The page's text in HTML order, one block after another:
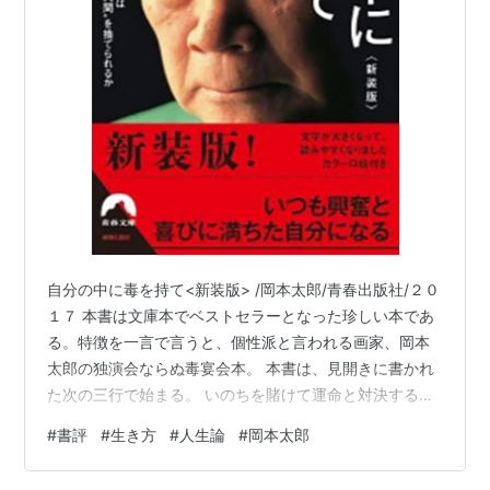
母の手紙 / 岡本太郎. -- チクマ秀版社, 1993.6
Taro万華鏡 / 岡本太郎[他]. -- 川崎市市民ミュージア
ム, 1993
一平かの子 / 岡本太郎. -- チクマ秀版社, 1995.12
「岡本太郎展」図録 / 広島市現代美術館. -- 第2版. --
広島市現代美術館, 1996.1
沖縄文化論 / 岡本太郎. -- 中央公論社, 1996.6. -- (中
公文庫)
岡本太郎歓喜 / 岡本太郎[他]. -- 二玄社, 1997.9. --
(Art & words)
眼 / 岡本太郎[他]. -- チクマ秀版社, 1998.3. -- (実学
創書)
呪術誕生 / 岡本太郎. -- みすず書房, 1998.12. -- (岡
本太郎の本 ; 1)
岡本太郎 / 岡本太郎. -- 日本図書センター, 1998.8. --
(人間の記録 ; 77)
自分の中に毒を持て<新装版> /岡本太郎/青春出版社/２０
１７ 本書は文庫本でベストセラーとなった珍しい本であ
る。特徴を一言で言うと、個性派と言われる画家、岡本
太郎の独演会ならぬ毒宴会本。 本書は、見開きに書かれ
た次の三行で始まる。 いのちを賭けて運命と対決するの
味方であり、また敵なのである。 運命と対決し運命を乗
り越えて生きる覚悟が伝わってくる。 本書の内容から言
#書評 #生き方 #人生論 #岡本太郎